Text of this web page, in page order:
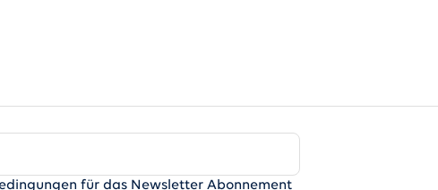
für das Newsletter Abonnement